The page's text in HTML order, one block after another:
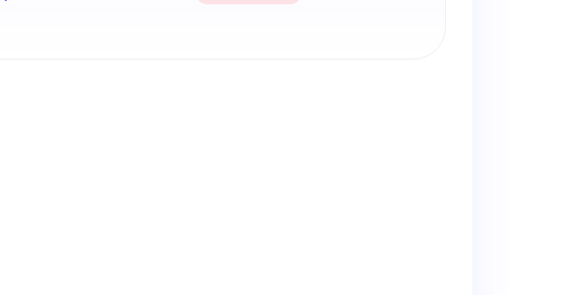
de
de simplifier le
ces apprenants
travaillerez